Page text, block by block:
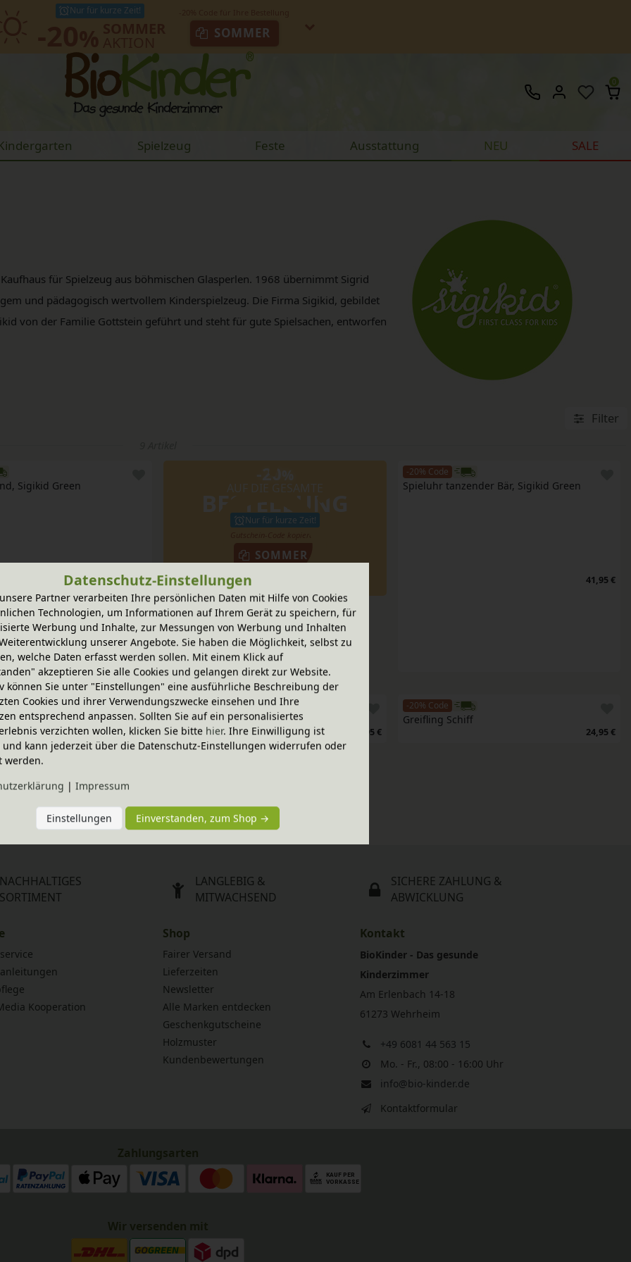
Nur für kurze Zeit!
SOMMER
0
Spielzeug Feste Ausstattung NEU SALE
für Spielzeug aus böhmischen Glasperlen. 1968 übernimmt Sigrid
und pädagogisch wertvollem Kinderspielzeug. Die Firma Sigikid, gebildet
von der Familie Gottstein geführt und steht für gute Spielsachen, entworfen
Filter
Sigikid Green
51,95 €
AUF DIE GESAMTE
BESTELLUNG
Nur für kurze Zeit!
SOMMER
-20% Code
Spieluhr tanzender Bär, Sigikid Green
41,95 €
Schaf, Sigikid Green
30,95 €
-20% Code
Kuscheltier Schaf
46,95 €
-20% Code
Greifling Schiff
24,95 €
31,95 €
NACHHALTIGES
SORTIMENT
LANGLEBIG &
MITWACHSEND
SICHERE ZAHLUNG &
ABWICKLUNG
Kooperation
Shop
Fairer Versand
Lieferzeiten
Newsletter
Alle Marken entdecken
Geschenkgutscheine
Holzmuster
Kundenbewertungen
Kontakt
BioKinder - Das gesunde
Kinderzimmer
Am Erlenbach 14-18
61273 Wehrheim
+49 6081 44 563 15
Mo. - Fr., 08:00 - 16:00 Uhr
info@bio-kinder.de
Kontaktformular
Zahlungsarten
Wir versenden mit
Datenschutz-Einstellungen
Partner verarbeiten Ihre persönlichen Daten mit Hilfe von Cookies
Technologien, um Informationen auf Ihrem Gerät zu speichern, für
Werbung und Inhalte, zur Messungen von Werbung und Inhalten
unserer Angebote. Sie haben die Möglichkeit, selbst zu
welche Daten erfasst werden sollen. Mit einem Klick auf
akzeptieren Sie alle Cookies und gelangen direkt zur Website.
können Sie unter "Einstellungen" eine ausführliche Beschreibung der
Cookies und ihrer Verwendungszwecke einsehen und Ihre
entsprechend anpassen. Sollten Sie auf ein personalisiertes
verzichten wollen, klicken Sie bitte hier. Ihre Einwilligung ist
kann jederzeit über die Datenschutz-Einstellungen widerrufen oder
werden.
| Impressum
Einstellungen Einverstanden, zum Shop →